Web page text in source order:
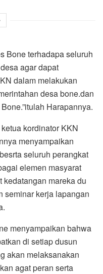
Bone terhadapa seluruh
agar dapat
dalam melakukan
desa bone.dan
Harapannya.
kordinator KKN
menyampaikan
seluruh perangkat
elemen masyarat
kedatangan mareka du
seminar kerja lapangan
menyampaikan bahwa
di setiap dusun
akan melaksanakan
agat peran serta